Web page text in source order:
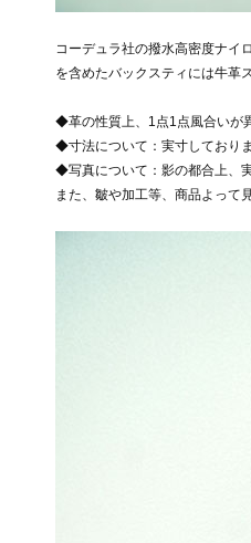
コーデュラ社の撥水高密度ナイ
を含めたバックスティには牛革
◆革の性質上、1点1点風合いが
◆寸法について：実寸しており
◆写真について：影の都合上、
また、皺や加工等、商品よって